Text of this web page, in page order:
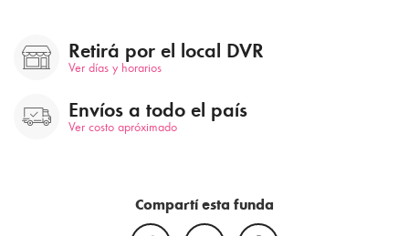
Retirá por el local DVR
Ver días y horarios
Envíos a todo el país
Ver costo apróximado
Compartí esta funda